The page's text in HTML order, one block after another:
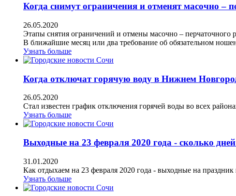
Когда снимут ограничения и отменят масочно –
26.05.2020
Этапы снятия ограничений и отмены масочно –
В ближайшие месяц или два требование об обязательном
Узнать больше
Когда отключат горячую воду в Нижнем
26.05.2020
Стал известен график отключения горячей воды во всех
Узнать больше
Выходные на 23 февраля 2020 года - сколько
31.01.2020
Как отдыхаем на 23 февраля 2020 года - выходные на праздник
Узнать больше